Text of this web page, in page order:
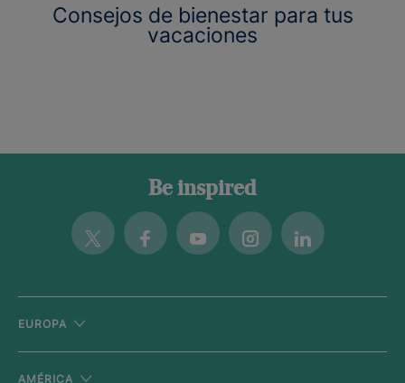
Consejos de bienestar para tus
vacaciones
Be inspired
Twitter FacebookYoutubeInstagramLinkedin
EUROPA
AMÉRICA